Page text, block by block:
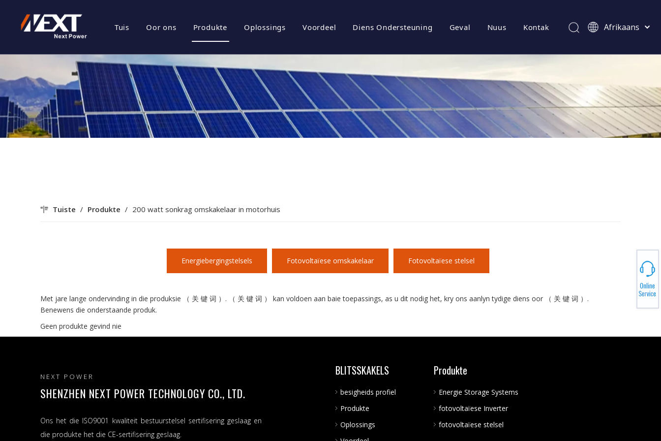
Tuis Oor ons
Maatskappy Kultuur
Sertifikaat Eer
Maatskappy Styl
Produkte
Fotovoltaïese omskakelaar
Fotovoltaïese stelsel
Oplossings Voordeel Diens Ondersteuning
Aflaai
Gereelde vrae
Video's
Geval Nuus Kontak
Afrikaans
ไทย
Deutsch
Português
Español
Pусский
Français
Tuiste / Produkte / 200 watt sonkrag omskakelaar in motorhuis
Energiebergingstelsels Fotovoltaïese omskakelaar Fotovoltaïese stelsel
Met jare lange ondervinding in die produksie （ 关 键 词 ）. （ 关 键 词 ） kan voldoen aan baie toepassings, as u dit nodig het, kry ons aanlyn tydige diens oor （ 关 键 词 ）.
Benewens die onderstaande produk.
Geen produkte gevind nie
NEXT POWER
SHENZHEN NEXT POWER TECHNOLOGY CO., LTD.
Ons het die ISO9001 kwaliteit bestuurstelsel sertifisering geslaag en
die produkte het die CE-sertifisering geslaag.
BLITSSKAKELS
besigheids profiel
Produkte
Oplossings
Produkte
Energie Storage Systems
fotovoltaïese Inverter
fotovoltaïese stelsel